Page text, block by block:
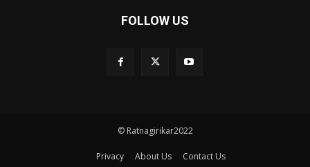
FOLLOW US
© Ratnagirikar2022
Privacy About Us Contact Us